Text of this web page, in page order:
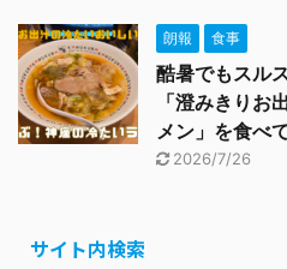
朗報 食事
酷暑でもスル
「澄みきりお
メン」を食べ
2026/7/26
サイト内検索